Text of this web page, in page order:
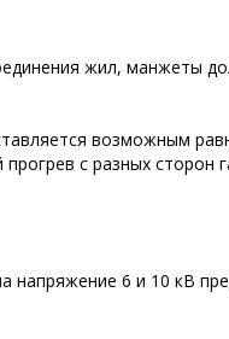
жил, манжеты
возможным
с разных сторон
напряжение 6 и 10 кВ